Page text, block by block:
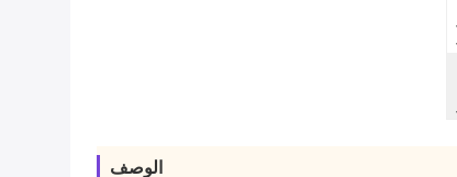
الوصف